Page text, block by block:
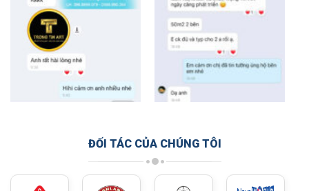
ĐỐI TÁC CỦA CHÚNG TÔI